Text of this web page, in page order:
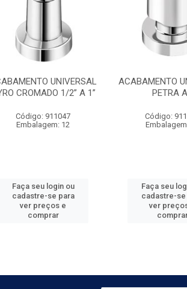
UNIVERSAL
CROMADO 1/2” A 1”
Código: 911047
Embalagem: 12
Faça seu login ou
cadastre-se para
ver preços e
comprar
ACABAMENTO
PETRA
Código:
Faça seu
cadastre-se
ver